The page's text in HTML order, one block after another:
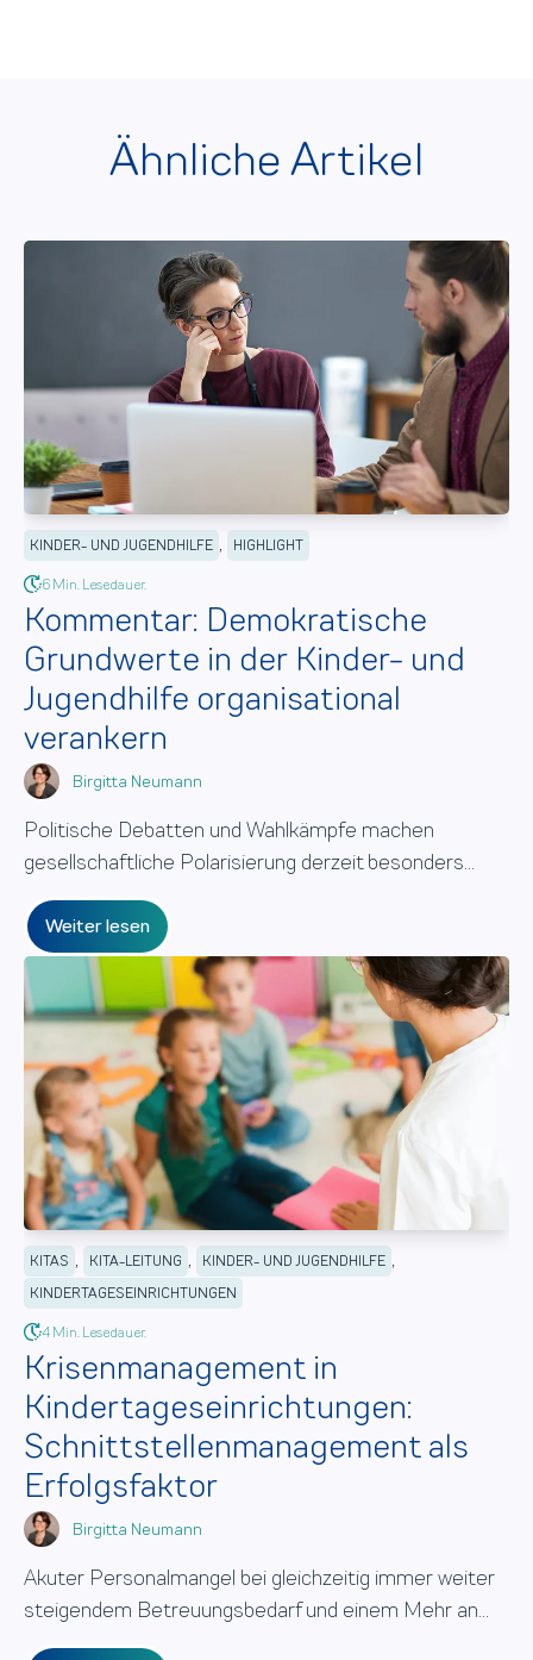
Ähnliche Artikel
KINDER- UND JUGENDHILFE , HIGHLIGHT
6 Min. Lesedauer.
Kommentar: Demokratische
Grundwerte in der Kinder- und
Jugendhilfe organisational
verankern
Birgitta Neumann
Politische Debatten und Wahlkämpfe machen
gesellschaftliche Polarisierung derzeit besonders...
Weiter lesen
KITAS , KITA-LEITUNG , KINDER- UND JUGENDHILFE ,
KINDERTAGESEINRICHTUNGEN
4 Min. Lesedauer.
Krisenmanagement in
Kindertageseinrichtungen:
Schnittstellenmanagement als
Erfolgsfaktor
Birgitta Neumann
Akuter Personalmangel bei gleichzeitig immer weiter
steigendem Betreuungsbedarf und einem Mehr an...